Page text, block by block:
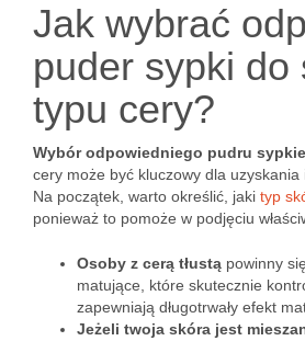
Jak wybrać
puder sypki do
typu cery?
Wybór odpowiedniego pudru
cery może być kluczowy dla uzyskania
Na początek, warto określić, jaki typ
ponieważ to pomoże w podjęciu
Osoby z cerą tłustą powinny
matujące, które skutecznie
zapewniają długotrwały efekt
Jeżeli twoja skóra jest